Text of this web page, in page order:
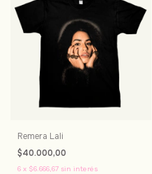
Remera Lali
$40.000,00
6 x $6.666,67 sin interés